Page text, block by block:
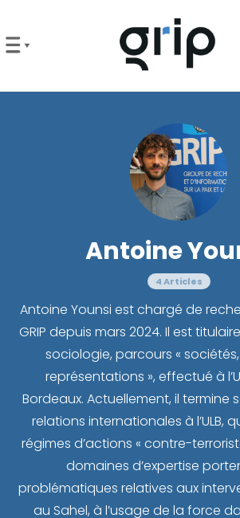
Antoine
4 Articles
Antoine Younsi est chargé de
GRIP depuis mars 2024. Il est
sociologie, parcours «
représentations », effectué à
Bordeaux. Actuellement, il
relations internationales à l’ULB,
régimes d’actions « contre-
domaines d’expertise
problématiques relatives aux
au Sahel, à l’usage de la force